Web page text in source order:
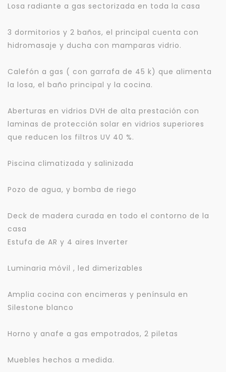
Losa radiante a gas sectorizada en toda la casa
3 dormitorios y 2 baños, el principal cuenta con
hidromasaje y ducha con mamparas vidrio.
Calefón a gas ( con garrafa de 45 k) que alimenta
la losa, el baño principal y la cocina.
Aberturas en vidrios DVH de alta prestación con
laminas de protección solar en vidrios superiores
que reducen los filtros UV 40 %.
Piscina climatizada y salinizada
Pozo de agua, y bomba de riego
Deck de madera curada en todo el contorno de la
casa
Estufa de AR y 4 aires Inverter
Luminaria móvil , led dimerizables
Amplia cocina con encimeras y península en
Silestone blanco
Horno y anafe a gas empotrados, 2 piletas
Muebles hechos a medida.